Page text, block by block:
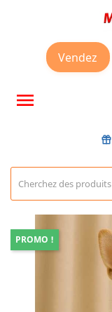
Vendez

PROMO !